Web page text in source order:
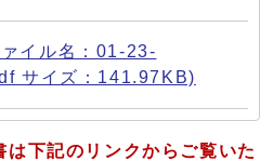
イル名：01-23-
サイズ：141.97KB)
は下記のリンクからご覧いた